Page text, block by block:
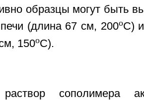
образцы могут быть
печи (длина 67 см, 200oС)
150oС).
сополимера